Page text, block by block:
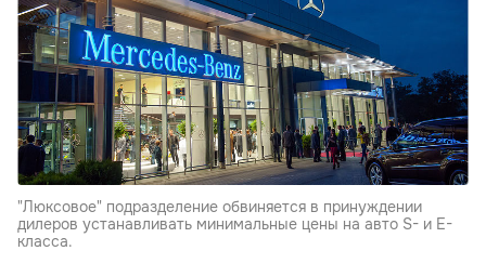
"Люксовое" подразделение обвиняется в принуждении
дилеров устанавливать минимальные цены на авто S- и E-
класса.